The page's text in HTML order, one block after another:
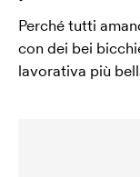
Perché tutti
con dei bei
lavorativa più